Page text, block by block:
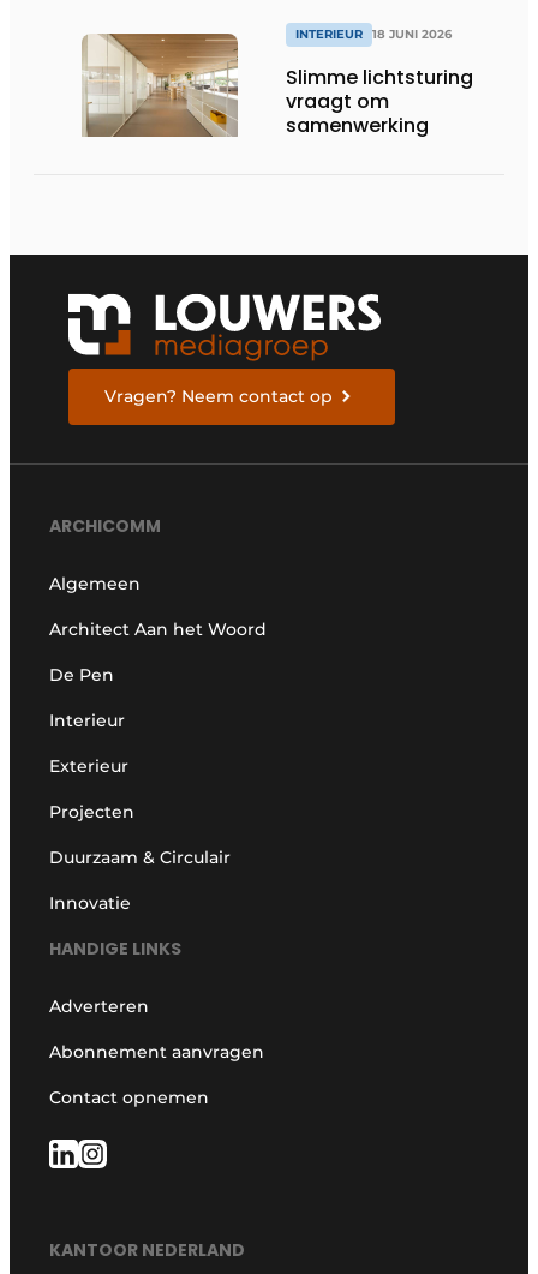
INTERIEUR 18 JUNI 2026
Slimme lichtsturing
vraagt om
samenwerking
Vragen? Neem contact op
ARCHICOMM
Algemeen
Architect Aan het Woord
De Pen
Interieur
Exterieur
Projecten
Duurzaam & Circulair
Innovatie
HANDIGE LINKS
Adverteren
Abonnement aanvragen
Contact opnemen
KANTOOR NEDERLAND